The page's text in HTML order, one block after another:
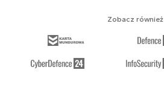
Zobacz również